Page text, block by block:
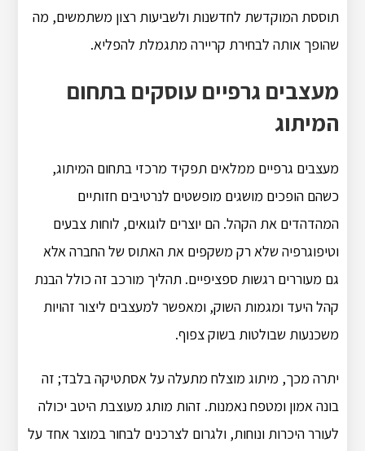
תוססת המוקדשת לחדשנות ולשביעות רצון משתמשים, מה
שהופך אותה לבחירת קריירה מתגמלת להפליא.
מעצבים גרפיים עוסקים בתחום
המיתוג
מעצבים גרפיים ממלאים תפקיד מרכזי בתחום המיתוג,
כשהם הופכים מושגים מופשטים לנרטיבים חזותיים
המהדהדים את הקהל. הם יוצרים לוגואים, לוחות צבעים
וטיפוגרפיה שלא רק משקפים את האתוס של החברה אלא
גם מעוררים רגשות ספציפיים. תהליך מורכב זה כולל הבנת
קהל היעד ומגמות השוק, ומאפשר למעצבים ליצור זהויות
משכנעות שבולטות בשוק צפוף.
יתרה מכך, מיתוג מוצלח מתעלה על אסתטיקה בלבד; זה
בונה אמון ומטפח נאמנות. זהות מותג מעוצבת היטב יכולה
לעורר היכרות ונוחות, ולגרום לצרכנים לבחור במוצר אחד על